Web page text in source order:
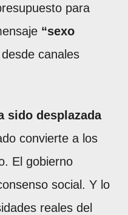
para
“sexo
canales
sido desplazada
convierte a los
El gobierno
social. Y lo
reales del